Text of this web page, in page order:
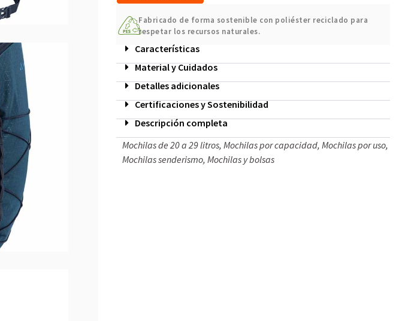
Fabricado de forma sostenible con poliéster reciclado para
respetar los recursos naturales.
Características
Material y Cuidados
Detalles adicionales
Certificaciones y Sostenibilidad
Descripción completa
Mochilas de 20 a 29 litros,Mochilas por capacidad,Mochilas por uso,
Mochilas senderismo,Mochilas y bolsas